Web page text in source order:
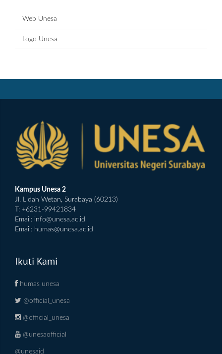
Web Unesa
Logo Unesa
Kampus Unesa 2
Jl. Lidah Wetan, Surabaya (60213)
T: +6231-99421834
Email: info@unesa.ac.id
Email: humas@unesa.ac.id
Ikuti Kami
humas unesa
@official_unesa
@official_unesa
@unesaofficial
@unesaid